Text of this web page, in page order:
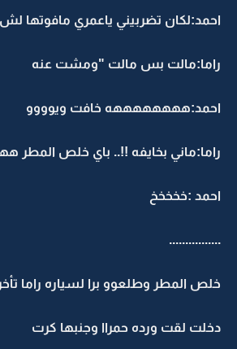
احمد:لكان تضربيني ياعمري مافوتها لش
راما:مالت بس مالت "ومشت عنه
احمد:ههههههههه خافت ويوووو
راما:ماني بخايفه !!.. باي خلص المطر
احمد :خخخخخ
................
خلص المطر وطلعوو برا لسياره راما
دخلت لقت ورده حمراا وجنبها كرت